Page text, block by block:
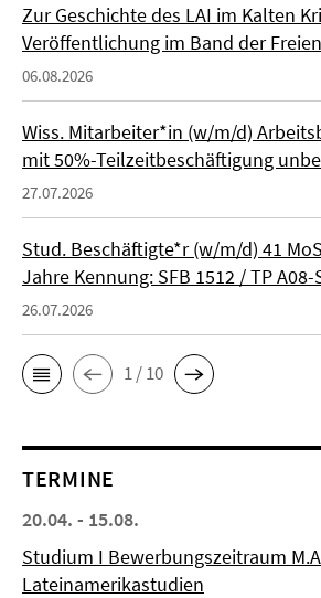
Zur Geschichte des LAI im Kalten
Veröffentlichung im Band der
06.08.2026
Wiss. Mitarbeiter*in (w/m/d)
mit 50%-Teilzeitbeschäftigung
27.07.2026
Stud. Beschäftigte*r (w/m/d) 41
Jahre Kennung: SFB 1512 / TP A08-
26.07.2026
1 / 10
TERMINE
20.04. - 15.08.
Studium I Bewerbungszeitraum
Lateinamerikastudien